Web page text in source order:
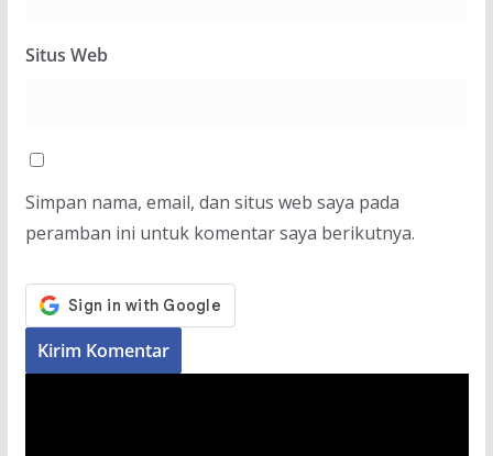
Situs Web
Simpan nama, email, dan situs web saya pada
peramban ini untuk komentar saya berikutnya.